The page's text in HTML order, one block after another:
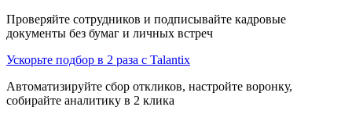
Проверяйте сотрудников и подписывайте кадровые
документы без бумаг и личных встреч
Ускорьте подбор в 2 раза с Talantix
Автоматизируйте сбор откликов, настройте воронку,
собирайте аналитику в 2 клика